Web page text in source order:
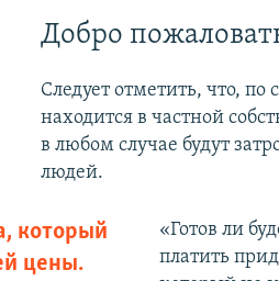
Добро
Следует отметить, что,
находится в частной
в любом случае будут
людей.
который
цены.
«Готов ли
платить